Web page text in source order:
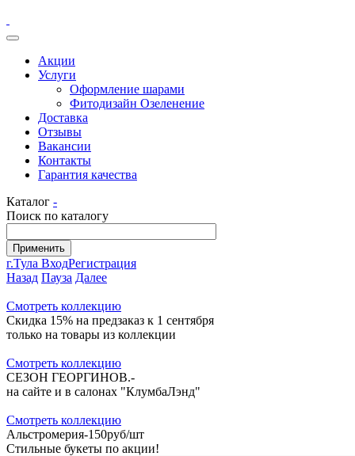
Акции
Услуги
Оформление шарами
Фитодизайн Озеленение
Доставка
Отзывы
Вакансии
Контакты
Гарантия качества
Каталог -
Поиск по каталогу
г.Тула ВходРегистрация
Назад Пауза Далее
Cмотреть коллекцию
Скидка 15% на предзаказ к 1 сентября
только на товары из коллекции
Cмотреть коллекцию
СЕЗОН ГЕОРГИНОВ.-
на сайте и в салонах "КлумбаЛэнд"
Cмотреть коллекцию
Альстромерия-150руб/шт
Стильные букеты по акции!